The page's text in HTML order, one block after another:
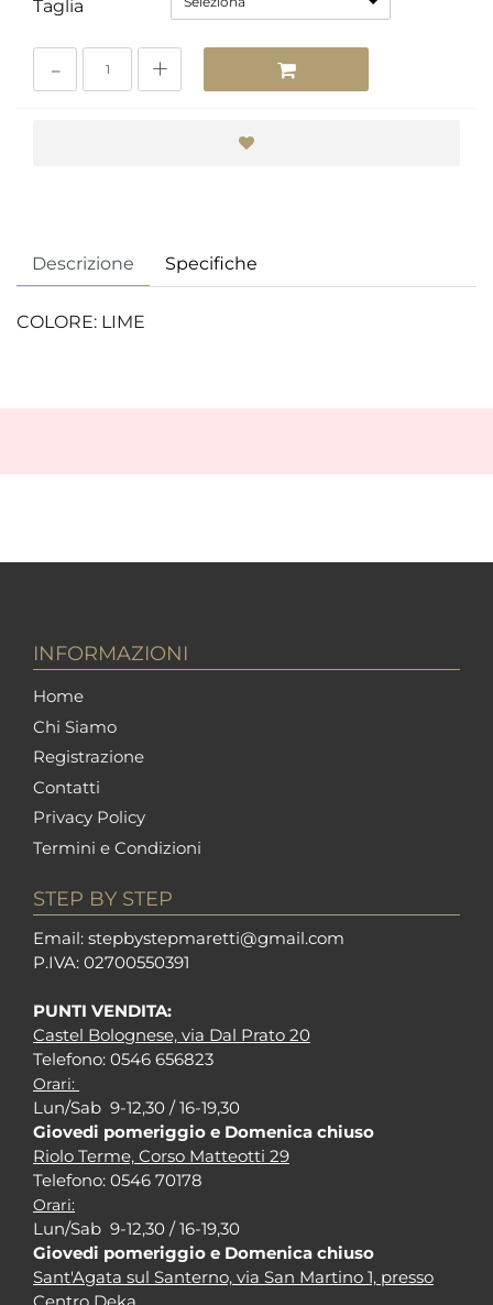
Taglia
Descrizione Specifiche
COLORE: LIME
INFORMAZIONI
Home
Chi Siamo
Registrazione
Contatti
Privacy Policy
Termini e Condizioni
STEP BY STEP
Email: stepbystepmaretti@gmail.com
P.IVA: 02700550391
PUNTI VENDITA:
Castel Bolognese, via Dal Prato 20
Telefono: 0546 656823
Orari:
Lun/Sab 9-12,30 / 16-19,30
Giovedi pomeriggio e Domenica chiuso
Riolo Terme, Corso Matteotti 29
Telefono: 0546 70178
Orari:
Lun/Sab 9-12,30 / 16-19,30
Giovedi pomeriggio e Domenica chiuso
Sant'Agata sul Santerno, via San Martino 1, presso